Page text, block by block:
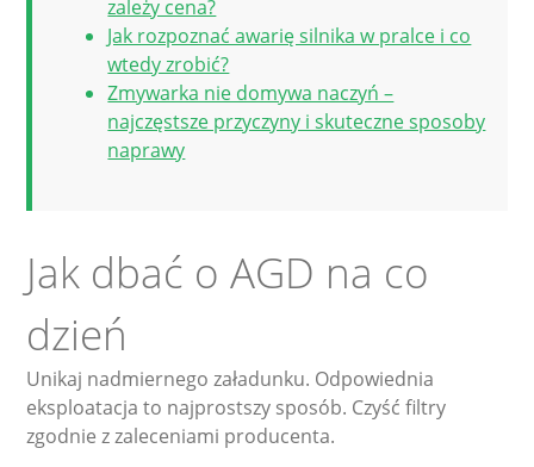
zależy cena?
Jak rozpoznać awarię silnika w pralce i co
wtedy zrobić?
Zmywarka nie domywa naczyń –
najczęstsze przyczyny i skuteczne sposoby
naprawy
Jak dbać o AGD na co
dzień
Unikaj nadmiernego załadunku. Odpowiednia
eksploatacja to najprostszy sposób. Czyść filtry
zgodnie z zaleceniami producenta.